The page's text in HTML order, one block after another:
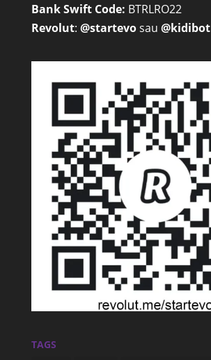
Bank Swift Code: BTRLRO22
Revolut: @startevosau @kidibot
TAGS